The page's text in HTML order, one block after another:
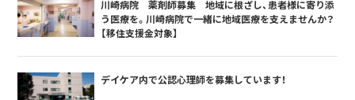
川崎病院 薬剤師募集 地域に根ざし、患者様に寄り添
う医療を。川崎病院で一緒に地域医療を支えませんか？
【移住支援金対象】
デイケア内で公認心理師を募集しています！